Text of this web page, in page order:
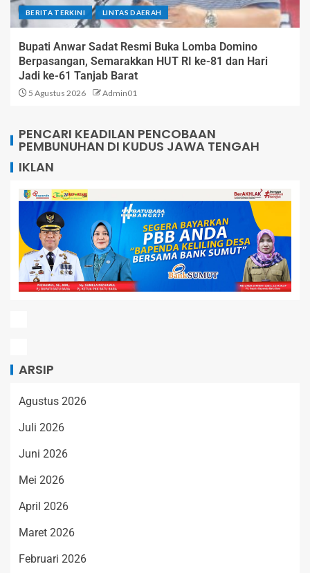
BERITA TERKINI LINTAS DAERAH
Bupati Anwar Sadat Resmi Buka Lomba Domino
Berpasangan, Semarakkan HUT RI ke-81 dan Hari
Jadi ke-61 Tanjab Barat
5 Agustus 2026 Admin01
PENCARI KEADILAN PENCOBAAN
PEMBUNUHAN DI KUDUS JAWA TENGAH
IKLAN
ARSIP
Agustus 2026
Juli 2026
Juni 2026
Mei 2026
April 2026
Maret 2026
Februari 2026